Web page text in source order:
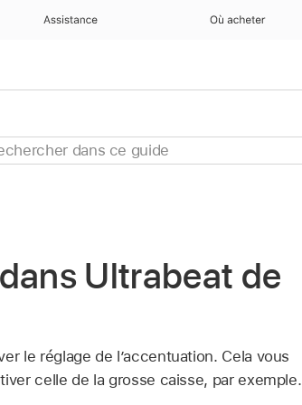
Assistance Où acheter
Ultrabeat de
le réglage de l’accentuation. Cela vous
celle de la grosse caisse, par exemple.